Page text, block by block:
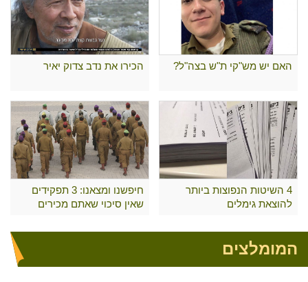
האם יש מש"קי ת"ש בצה"ל? הכירו את נדב צדוק יאיר
4 השיטות הנפוצות ביותר
להוצאת גימלים
חיפשנו ומצאנו: 3 תפקידים
שאין סיכוי שאתם מכירים
המומלצים